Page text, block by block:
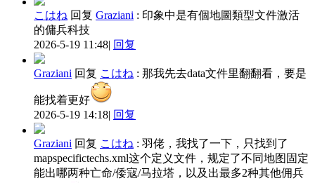
こはね 回复 Graziani : 印象中是有個地圖類型文件激活
的傭兵科技
2026-5-19 11:48| 回复
Graziani 回复 こはね : 那我先去data文件里翻翻看，要是
能找着更好
2026-5-19 14:18| 回复
Graziani 回复 こはね : 羽佬，我找了一下，只找到了
mapspecifictechs.xml这个定义文件，规定了不同地图固定
能出哪两种亡命/倭寇/马拉塔，以及出最多2种其他佣兵